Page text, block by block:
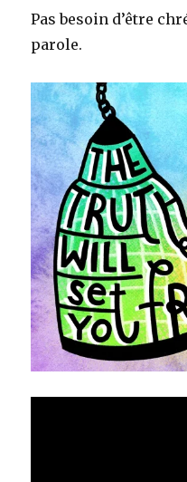
Pas besoin d’être
parole.